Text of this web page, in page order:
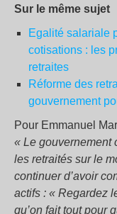
Sur le même sujet
Egalité salariale
cotisations : les
retraites
Réforme des
gouvernement
Pour Emmanuel
« Le gouvernement
les retraités sur le
continuer d’avoir
actifs : « Regardez
qu’on fait tout pour